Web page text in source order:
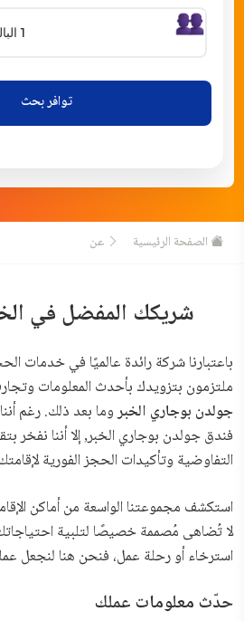
توافر بحث
الصفحة الرئيسية عن
شريكك المفضل في
باعتبارنا شركة رائدة عالميًا في خدمات
ملتزمون بتزويدك بأحدث المعلومات
جولدن بوجاري الخبروما بعد ذلك. رغم
فندق جولدن بوجاري الخبر, إلا أننا نفخر
التفاوضية وتأكيدات الحجز الفورية
استكشف مجموعتنا الواسعة من أماكن
لا تُضاهى مُصممة خصيصًا لتلبية
استرخاء أو رحلة عمل، فنحن هنا لنجعل
حدّث معلومات عملك